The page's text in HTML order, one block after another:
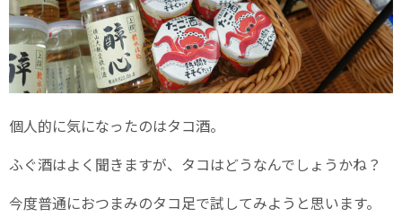
個人的に気になったのはタコ酒。
ふぐ酒はよく聞きますが、タコはどうなんでしょうかね？
今度普通におつまみのタコ足で試してみようと思います。